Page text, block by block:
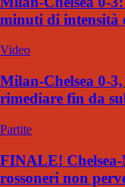
minuti di intensità
Video
Milan-Chelsea 0-
rimediare fin da
Partite
FINALE!
rossoneri non